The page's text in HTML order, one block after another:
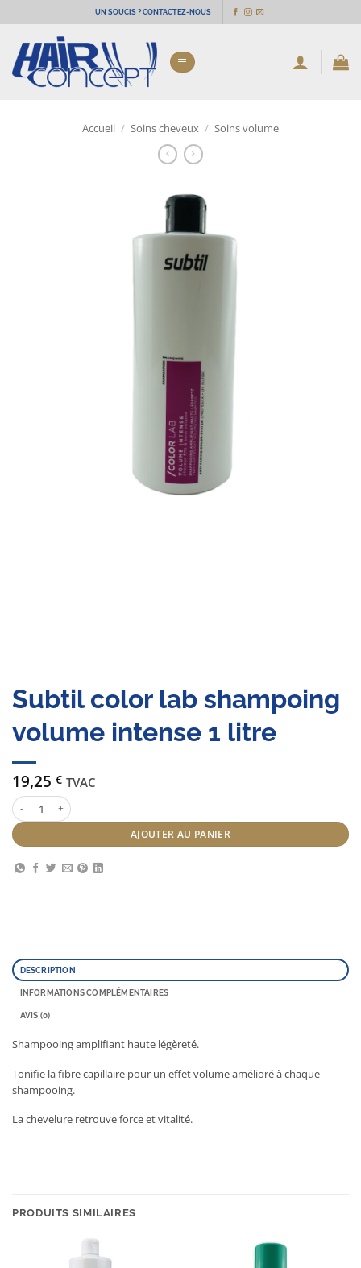
au
contenu
UN SOUCIS ? CONTACTEZ-NOUS
Accueil / Soins cheveux / Soins volume
Subtil color lab shampoing
volume intense 1 litre
19,25 € TVAC
quantité de Subtil color lab shampoing volume intense 1 litre
AJOUTER AU PANIER
DESCRIPTION
INFORMATIONS COMPLÉMENTAIRES
AVIS (0)
Shampooing amplifiant haute légèreté.
Tonifie la fibre capillaire pour un effet volume amélioré à chaque
shampooing.
La chevelure retrouve force et vitalité.
PRODUITS SIMILAIRES